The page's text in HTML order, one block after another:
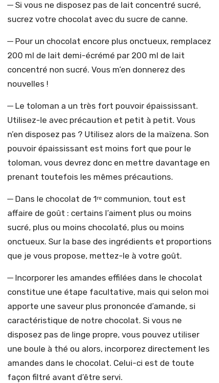
─ Si vous ne disposez pas de lait concentré sucré,
sucrez votre chocolat avec du sucre de canne.
─ Pour un chocolat encore plus onctueux, remplacez
200 ml de lait demi-écrémé par 200 ml de lait
concentré non sucré. Vous m’en donnerez des
nouvelles !
─ Le toloman a un très fort pouvoir épaississant.
Utilisez-le avec précaution et petit à petit. Vous
n’en disposez pas ? Utilisez alors de la maïzena. Son
pouvoir épaississant est moins fort que pour le
toloman, vous devrez donc en mettre davantage en
prenant toutefois les mêmes précautions.
─ Dans le chocolat de 1ʳᵉ communion, tout est
affaire de goût : certains l’aiment plus ou moins
sucré, plus ou moins chocolaté, plus ou moins
onctueux. Sur la base des ingrédients et proportions
que je vous propose, mettez-le à votre goût.
─ Incorporer les amandes effilées dans le chocolat
constitue une étape facultative, mais qui selon moi
apporte une saveur plus prononcée d’amande, si
caractéristique de notre chocolat. Si vous ne
disposez pas de linge propre, vous pouvez utiliser
une boule à thé ou alors, incorporez directement les
amandes dans le chocolat. Celui-ci est de toute
façon filtré avant d’être servi.